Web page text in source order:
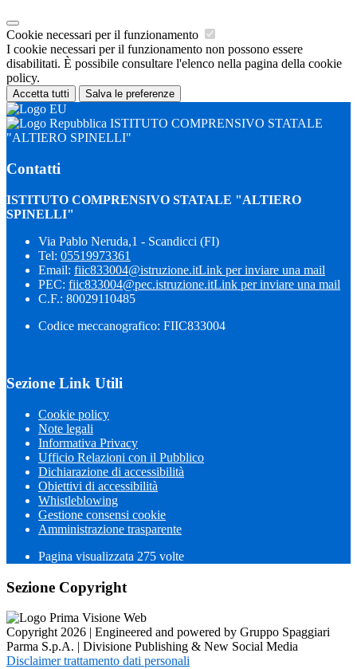
Cookie necessari per il funzionamento
I cookie necessari per il funzionamento non possono essere
disabilitati. È possibile consultare l'elenco nella pagina della cookie
policy.
Accetta tutti Salva le preferenze
ISTITUTO COMPRENSIVO STATALE
"ALTIERO SPINELLI"
Contatti
ISTITUTO COMPRENSIVO STATALE "ALTIERO
SPINELLI"
Via Pablo Neruda,1 - Scandicci (FI)
Tel: 05519973361
Email: fiic833004@istruzione.itLink per inviare una mail
PEC: fiic833004@pec.istruzione.itLink per inviare una mail
C.F.: 80029110485
Codice meccanografico: FIIC833004
Sezione Link Utili
Cookie policy
Note legali
Informativa Privacy
Ufficio Relazioni con il Pubblico
Dichiarazione di accessibilità
Obiettivi di accessibilità
Whistleblowing
Gestione consensi cookie
Amministrazione trasparente
Pagina visualizzata 275 volte
Sezione Copyright
Copyright 2026 | Engineered and powered by Gruppo Spaggiari
Parma S.p.A. | Divisione Publishing & New Social Media
Disclaimer trattamento dati personali